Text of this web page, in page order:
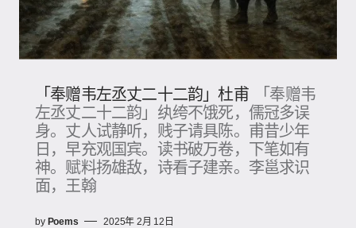
「奉赠韦左丞丈二十二韵」杜甫
「奉赠韦
左丞丈二十二韵」纨绔不饿死，儒冠多误
身。丈人试静听，贱子请具陈。甫昔少年
日，早充观国宾。读书破万卷，下笔如有
神。赋料扬雄敌，诗看子建亲。李邕求识
面，王翰
by Poems 2025年 2月 12日